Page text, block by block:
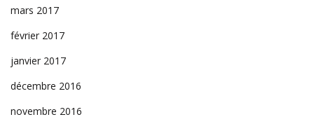
mars 2017
février 2017
janvier 2017
décembre 2016
novembre 2016